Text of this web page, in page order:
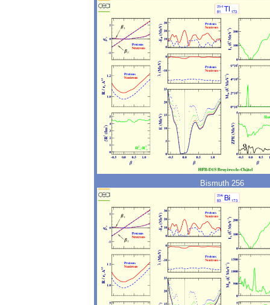
Bismuth 256